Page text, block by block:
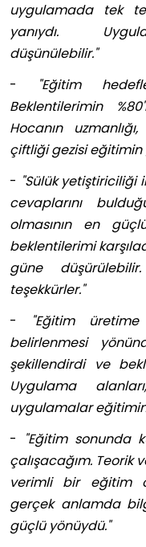
uygulamada tek
yanıydı.
düşünülebilir."
-
"Eğitim
Beklentilerimin
Hocanın
çiftliği gezisi
- "Sülük yetiştiriciliği
cevaplarını
olmasının en
beklentilerimi
güne
teşekkürler."
-
"Eğitim
belirlenmesi
şekillendirdi ve
Uygulama
uygulamalar
-
"Eğitim sonunda
çalışacağım.
verimli bir eğitim
gerçek anlamda
güçlü yönüydü."